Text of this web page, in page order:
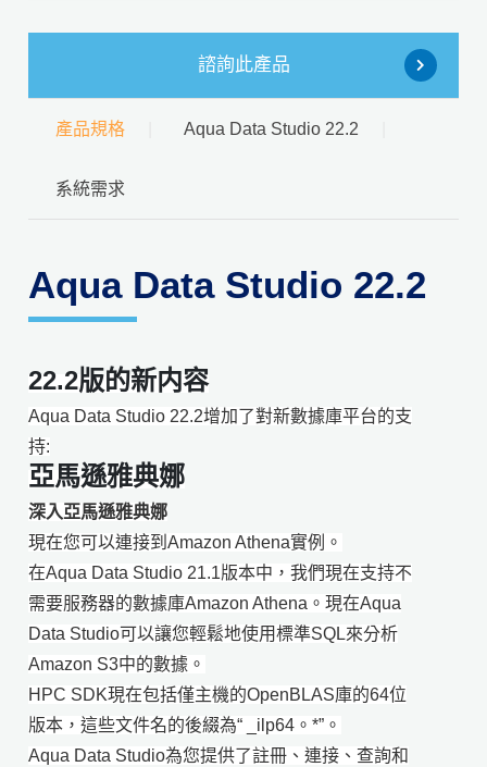
諮詢此產品
產品規格 Aqua Data Studio 22.2
系統需求
Aqua Data Studio 22.2
22.2版的新内容
Aqua Data Studio 22.2增加了對新數據庫平台的支
持:
亞馬遜雅典娜
深入亞馬遜雅典娜
現在您可以連接到Amazon Athena實例。
在Aqua Data Studio 21.1版本中，我們現在支持不
需要服務器的數據庫Amazon Athena。現在Aqua
Data Studio可以讓您輕鬆地使用標準SQL來分析
Amazon S3中的數據。
HPC SDK現在包括僅主機的OpenBLAS庫的64位
版本，這些文件名的後綴為“ _ilp64。*”。
Aqua Data Studio為您提供了註冊、連接、查詢和